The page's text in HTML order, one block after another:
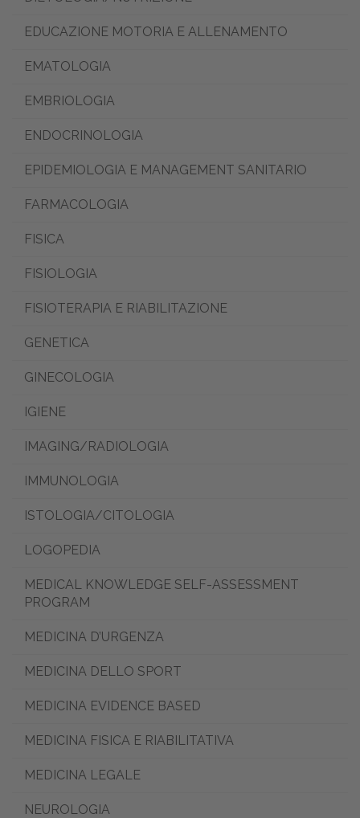
EDUCAZIONE MOTORIA E ALLENAMENTO
EMATOLOGIA
EMBRIOLOGIA
ENDOCRINOLOGIA
EPIDEMIOLOGIA E MANAGEMENT SANITARIO
FARMACOLOGIA
FISICA
FISIOLOGIA
FISIOTERAPIA E RIABILITAZIONE
GENETICA
GINECOLOGIA
IGIENE
IMAGING/RADIOLOGIA
IMMUNOLOGIA
ISTOLOGIA/CITOLOGIA
LOGOPEDIA
MEDICAL KNOWLEDGE SELF-ASSESSMENT
PROGRAM
MEDICINA D’URGENZA
MEDICINA DELLO SPORT
MEDICINA EVIDENCE BASED
MEDICINA FISICA E RIABILITATIVA
MEDICINA LEGALE
NEUROLOGIA